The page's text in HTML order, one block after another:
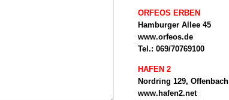
ORFEOS ERBEN
Hamburger Allee 45
www.orfeos.de
Tel.: 069/70769100
HAFEN 2
Nordring 129, Offenbach
www.hafen2.net